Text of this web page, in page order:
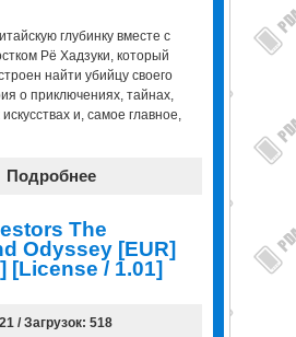
глубинку вместе с
Рё Хадзуки, который
найти убийцу своего
о приключениях, тайнах,
и, самое главное,
Подробнее
The
Odyssey [EUR]
[License / 1.01]
/ Загрузок: 518